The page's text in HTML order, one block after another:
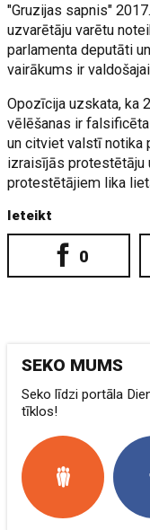
"Gruzijas sapnis"
uzvarētāju varētu
parlamenta deputāti
vairākums ir
Opozīcija uzskata, ka
vēlēšanas ir
un citviet valstī notika
izraisījās protestētāju
protestētājiem lika
Ieteikt
0
SEKO MUMS
Seko līdzi portāla
tīklos!